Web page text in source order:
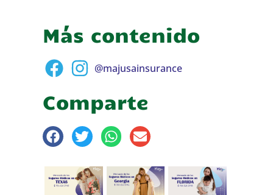
Más contenido
@majusainsurance
Comparte